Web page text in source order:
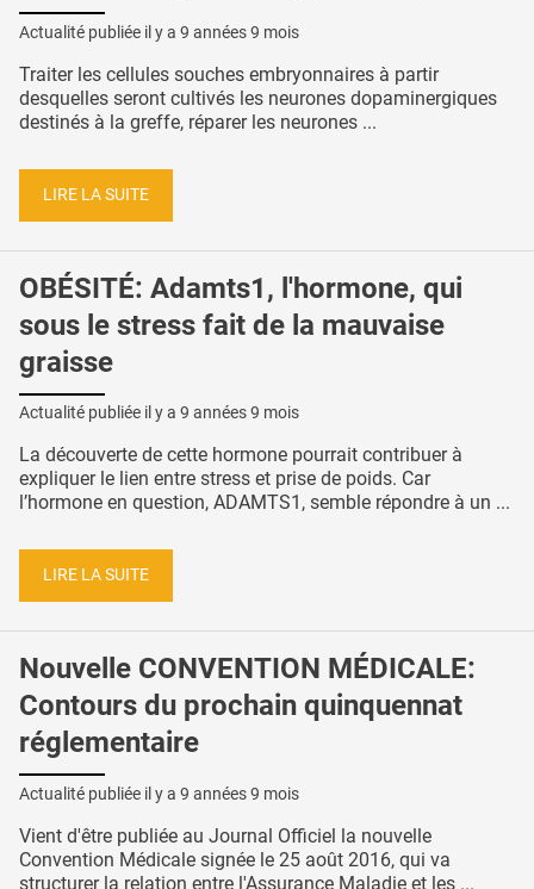
Actualité publiée il y a 9 années 9 mois
Traiter les cellules souches embryonnaires à partir
desquelles seront cultivés les neurones dopaminergiques
destinés à la greffe, réparer les neurones ...
LIRE LA SUITE
OBÉSITÉ: Adamts1, l'hormone, qui
sous le stress fait de la mauvaise
graisse
Actualité publiée il y a 9 années 9 mois
La découverte de cette hormone pourrait contribuer à
expliquer le lien entre stress et prise de poids. Car
l’hormone en question, ADAMTS1, semble répondre à un ...
LIRE LA SUITE
Nouvelle CONVENTION MÉDICALE:
Contours du prochain quinquennat
réglementaire
Actualité publiée il y a 9 années 9 mois
Vient d'être publiée au Journal Officiel la nouvelle
Convention Médicale signée le 25 août 2016, qui va
structurer la relation entre l'Assurance Maladie et les ...